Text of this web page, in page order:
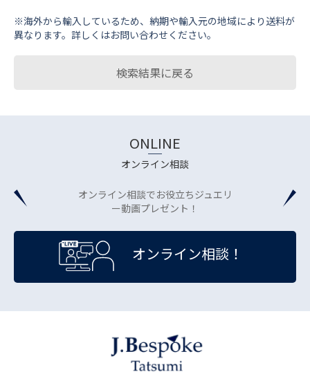
※海外から輸⼊しているため、納期や輸⼊元の地域により送料が
異なります。詳しくはお問い合わせください。
検索結果に戻る
ONLINE
オンライン相談
オンライン相談でお役立ちジュエリ
ー動画プレゼント！
オンライン相談！